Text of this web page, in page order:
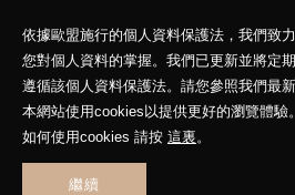
依據歐盟施行的個人資料保護法，我們致
您對個人資料的掌握。我們已更新並將定
遵循該個人資料保護法。請您參照我們最
本網站使用cookies以提供更好的瀏覽體驗
如何使用cookies 請按 這裏。
繼續
WHAT'S